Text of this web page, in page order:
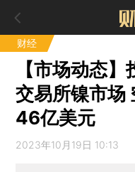
财经
【市场动态
交易所镍市场
46亿美元
2023年10月19日 10:13